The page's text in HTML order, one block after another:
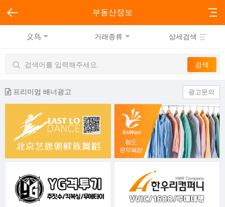
부동산정보
义乌 거래종류 상세검색
프리미엄 배너광고 광고문의